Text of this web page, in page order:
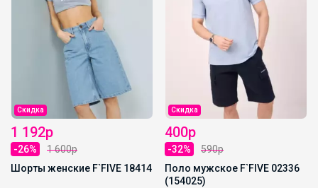
Скидка
1 192р
-26%
1 600р
Шорты женские F`FIVE 18414
Скидка
400р
-32%
590р
Поло мужское F`FIVE 02336
(154025)